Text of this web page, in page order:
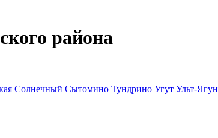
района
Солнечный Сытомино Тундрино Угут Ульт-Ягун